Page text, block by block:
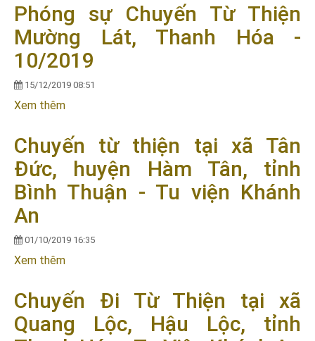
Phóng sự Chuyến Từ Thiện
Mường Lát, Thanh Hóa -
10/2019
15/12/2019 08:51
Xem thêm
Chuyến từ thiện tại xã Tân
Đức, huyện Hàm Tân, tỉnh
Bình Thuận - Tu viện Khánh
An
01/10/2019 16:35
Xem thêm
Chuyến Đi Từ Thiện tại xã
Quang Lộc, Hậu Lộc, tỉnh